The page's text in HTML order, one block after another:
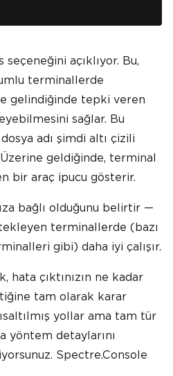
açıklıyor. Bu,
terminallerde
gelindiğinde tepki veren
sağlar. Bu
adı şimdi altı çizili
geldiğinde, terminal
bir araç ipucu gösterir.
bağlı olduğunu belirtir —
terminallerde (bazı
gibi) daha iyi çalışır.
çıktınızın ne kadar
tam olarak karar
yollar ama tam tür
yöntem detaylarını
Spectre.Console